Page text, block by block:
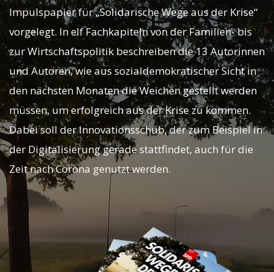
Impulspapier für „Solidarische Wege aus der Krise“
vorgelegt. In elf Fachkapiteln von der Familien- bis
zur Wirtschaftspolitik beschreiben die 13 Autorinnen
und Autoren, wie aus sozialdemokratischer Sicht in
den nächsten Monaten die Weichen gestellt werden
müssen, um erfolgreich aus der Krise zu kommen.
Dabei soll der Innovationsschub, der zum Beispiel in
der Digitalisierung gerade stattfindet, auch für die
Zeit nach Corona genutzt werden.